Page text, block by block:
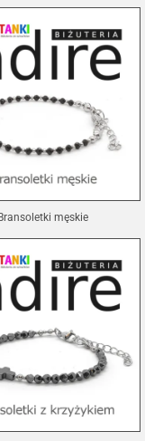
Bransoletki męskie